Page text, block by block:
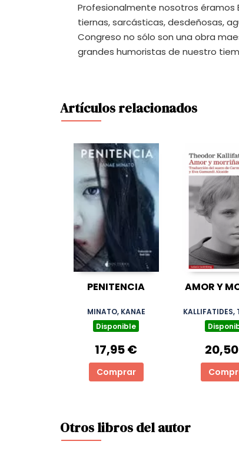
Profesionalmente nosotros éramos
tiernas, sarcásticas, desdeñosas,
Congreso no sólo son una obra
grandes humoristas de nuestro
Artículos relacionados
PENITENCIA
MINATO, KANAE
Disponible
17,95 €
Comprar
AMOR Y
KALLIFATIDES,
Otros libros del autor